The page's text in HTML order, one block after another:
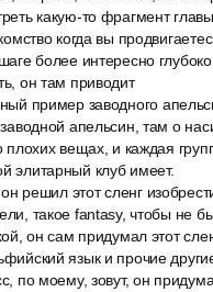
какую-то фрагмент
когда вы
более интересно глубоко
он там приводит
пример заводного
заводной апельсин, там о
плохих вещах, и каждая
элитарный клуб имеет.
решил этот сленг
такое fantasy, чтобы не
он сам придумал этот
язык и прочие
по моему, зовут, он